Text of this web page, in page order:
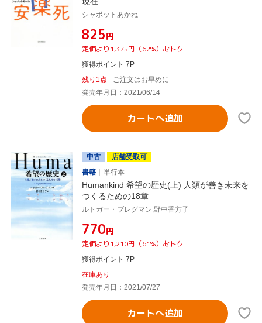
シャボットあかね
¥825円
定価より1,375円（62%）おトク
獲得ポイント 7P
残り1点
ご注文はお早めに
発売年月日：2021/06/14
カートへ追加
中古
店舗受取可
書籍
単行本
Humankind 希望の歴史(上) 人類が善き未来を
つくるための18章
ルトガー・ブレグマン,野中香方子
¥770円
定価より1,210円（61%）おトク
獲得ポイント 7P
在庫あり
発売年月日：2021/07/27
カートへ追加